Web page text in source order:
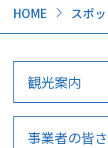
HOME スポ
観光案内
事業者の皆